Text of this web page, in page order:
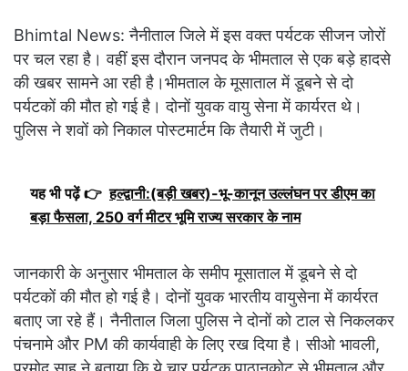
Bhimtal News: नैनीताल जिले में इस वक्त पर्यटक सीजन जोरों
पर चल रहा है। वहीं इस दौरान जनपद के भीमताल से एक बड़े हादसे
की खबर सामने आ रही है।भीमताल के मूसाताल में डूबने से दो
पर्यटकों की मौत हो गई है। दोनों युवक वायु सेना में कार्यरत थे।
पुलिस ने शवों को निकाल पोस्टमार्टम कि तैयारी में जुटी।
यह भी पढ़ें 👉 हल्द्वानी:(बड़ी खबर)-भू-कानून उल्लंघन पर डीएम का
बड़ा फैसला, 250 वर्ग मीटर भूमि राज्य सरकार के नाम
जानकारी के अनुसार भीमताल के समीप मूसाताल में डूबने से दो
पर्यटकों की मौत हो गई है। दोनों युवक भारतीय वायुसेना में कार्यरत
बताए जा रहे हैं। नैनीताल जिला पुलिस ने दोनों को टाल से निकलकर
पंचनामे और PM की कार्यवाही के लिए रख दिया है। सीओ भावली,